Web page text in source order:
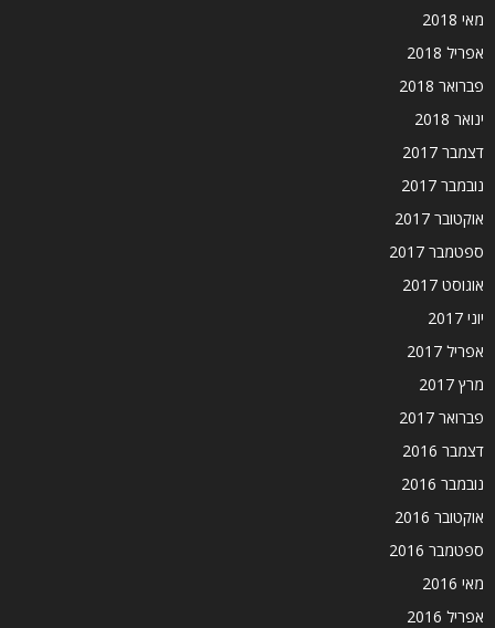
מאי 2018
אפריל 2018
פברואר 2018
ינואר 2018
דצמבר 2017
נובמבר 2017
אוקטובר 2017
ספטמבר 2017
אוגוסט 2017
יוני 2017
אפריל 2017
מרץ 2017
פברואר 2017
דצמבר 2016
נובמבר 2016
אוקטובר 2016
ספטמבר 2016
מאי 2016
אפריל 2016